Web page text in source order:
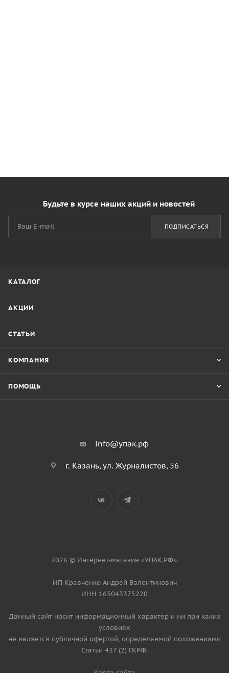
Будьте в курсе наших акций и новостей
ПОДПИСАТЬСЯ
КАТАЛОГ
АКЦИИ
СТАТЬИ
КОМПАНИЯ
ПОМОЩЬ
info@упак.рф
г. Казань, ул. Журналистов, 56
2026 © Интернет-магазин «УПАК.РФ».
ИП Кравченко Андрей Валентинович
ИНН 165043375220
Данный сайт носит информационный характер и ни при каких
условиях
не является публичной офертой, определяемой положениями
Статьи 437 (2) ГКРФ.